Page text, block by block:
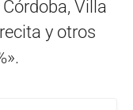
Villa
y otros